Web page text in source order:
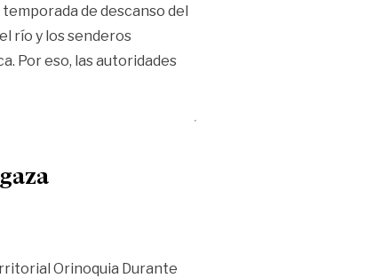
de descanso del
río y los senderos
Por eso, las autoridades
Orinoquia Durante